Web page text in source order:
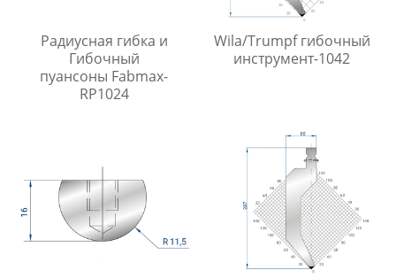
Радиусная гибка и
Гибочный
пуансоны Fabmax-
RP1024
Wila/Trumpf гибочный
инструмент-1042